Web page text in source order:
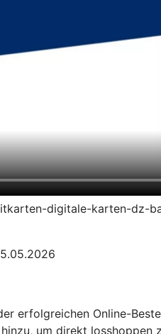
digitale-karten-dz-
erfolgreichen Online-
um direkt losshoppen